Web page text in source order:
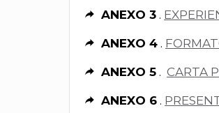
ANEXO 3 .
ANEXO 4 .
ANEXO 5 . CARTA
ANEXO 6 .